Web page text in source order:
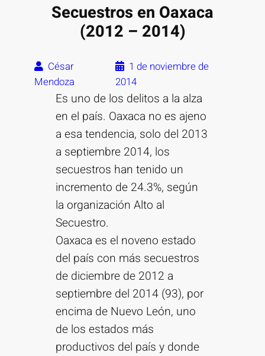
Secuestros en Oaxaca
(2012 – 2014)
César
Mendoza
1 de noviembre de
2014
Es uno de los delitos a la alza
en el país. Oaxaca no es ajeno
a esa tendencia, solo del 2013
a septiembre 2014, los
secuestros han tenido un
incremento de 24.3%, según
la organización Alto al
Secuestro.
Oaxaca es el noveno estado
del país con más secuestros
de diciembre de 2012 a
septiembre del 2014 (93), por
encima de Nuevo León, uno
de los estados más
productivos del país y donde